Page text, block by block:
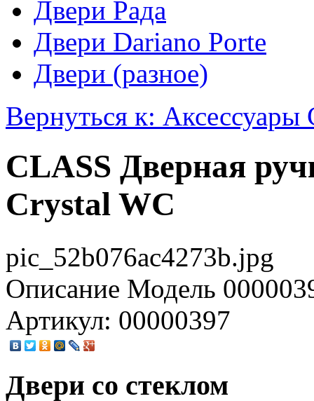
Двери Рада
Двери Dariano Porte
Двери (разное)
Вернуться к: Аксессуары
CLASS Дверная
Crystal WC
pic_52b076ac4273b.jpg
Описание Модель
Артикул: 00000397
Двери со стеклом